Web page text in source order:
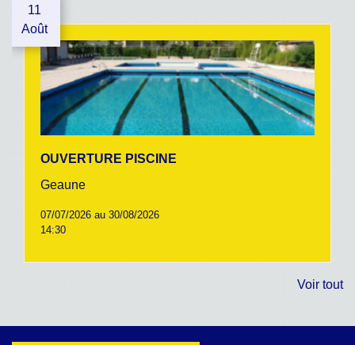
11
Août
OUVERTURE PISCINE
Geaune
07/07/2026 au 30/08/2026
14:30
Voir tout